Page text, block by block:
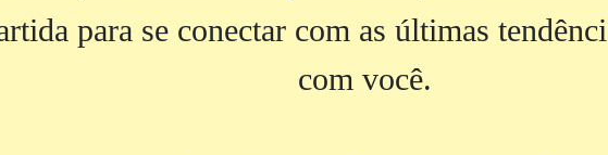
para se conectar com as últimas
com você.